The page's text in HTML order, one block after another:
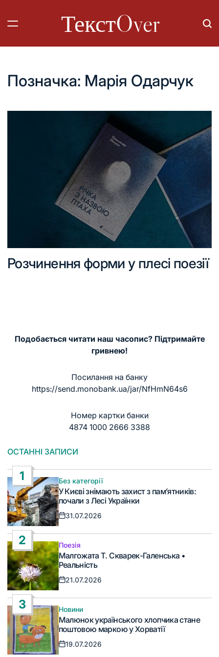
вмісту
ТекстOver
Позначка: Марія Одарчук
Розчинення форми у плесі поезії
Подобається читати наш часопис? Підтримайте
гривнею!
Посилання на банку
https://send.monobank.ua/jar/NfHmN64s6
Номер картки банки
4874 1000 2666 3388
ОСТАННІ ЗАПИСИ
1
Опублікувати
у
Без категорії
У Києві знімають захист з пам’ятників:
почали з Лесі Українки
Дата
31.07.2026
2
Опублікувати
у
Поезія
Малгожата Т. Скварек-Галенська •
Реальність
Дата
21.07.2026
3
Опублікувати
у
Новини
Малюнок українського хлопчика стане
поштовою маркою у Хорватії
Дата
19.07.2026